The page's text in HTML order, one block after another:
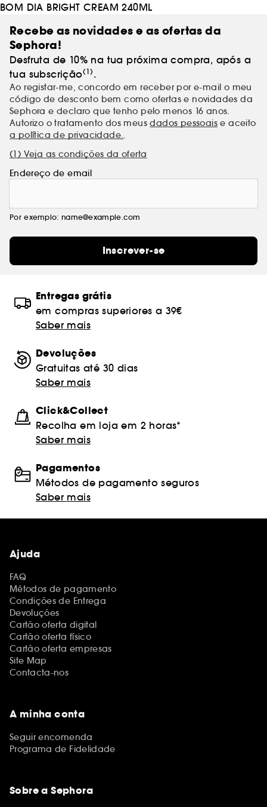
BOM DIA BRIGHT CREAM 240ML
Recebe as novidades e as ofertas da
Sephora!
Desfruta de 10% na tua próxima compra, após a
tua subscrição(1) .
Ao registar-me, concordo em receber por e-mail o meu
código de desconto bem como ofertas e novidades da
Sephora e declaro que tenho pelo menos 16 anos.
Autorizo o tratamento dos meusdados pessoais e aceito
a política de privacidade.
(1) Veja as condições da oferta
Endereço de email
Por exemplo: name@example.com
Inscrever-se
Entregas grátis
em compras superiores a 39€
Saber mais
Devoluções
Gratuitas até 30 dias
Saber mais
Click&Collect
Recolha em loja em 2 horas*
Saber mais
Pagamentos
Métodos de pagamento seguros
Saber mais
Ajuda
FAQ
Métodos de pagamento
Condições de Entrega
Devoluções
Cartão oferta digital
Cartão oferta físico
Cartão oferta empresas
Site Map
Contacta-nos
A minha conta
Seguir encomenda
Programa de Fidelidade
Sobre a Sephora